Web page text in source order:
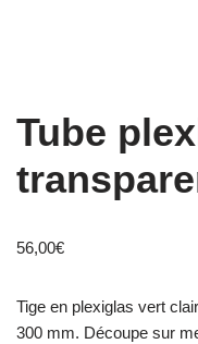
Tube
56,00€
Tige en plexiglas vert
300 mm. Découpe sur